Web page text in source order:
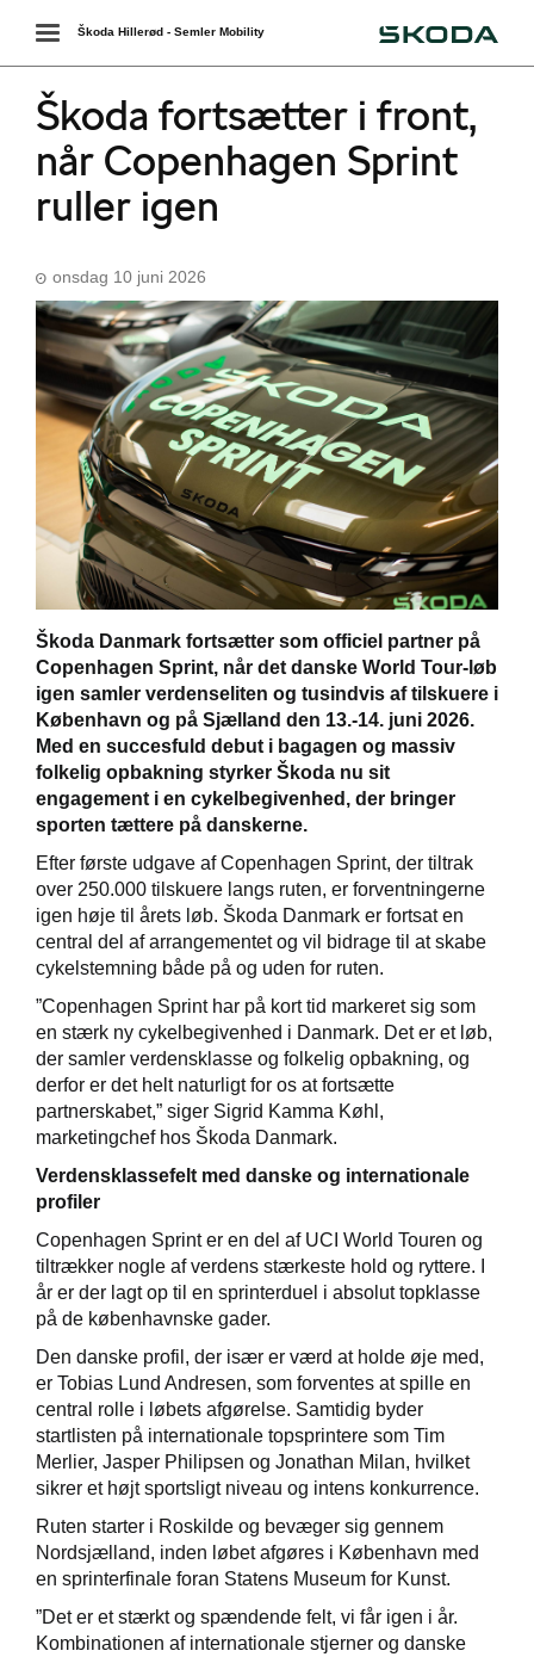
Danmarks
Toggle
navigation
Škoda Hillerød - Semler Mobility
Škoda fortsætter i front,
når Copenhagen Sprint
ruller igen
onsdag 10 juni 2026
Škoda Danmark fortsætter som officiel partner på
Copenhagen Sprint, når det danske World Tour-løb
igen samler verdenseliten og tusindvis af tilskuere i
København og på Sjælland den 13.-14. juni 2026.
Med en succesfuld debut i bagagen og massiv
folkelig opbakning styrker Škoda nu sit
engagement i en cykelbegivenhed, der bringer
sporten tættere på danskerne.
Efter første udgave af Copenhagen Sprint, der tiltrak
over 250.000 tilskuere langs ruten, er forventningerne
igen høje til årets løb. Škoda Danmark er fortsat en
central del af arrangementet og vil bidrage til at skabe
cykelstemning både på og uden for ruten.
”Copenhagen Sprint har på kort tid markeret sig som
en stærk ny cykelbegivenhed i Danmark. Det er et løb,
der samler verdensklasse og folkelig opbakning, og
derfor er det helt naturligt for os at fortsætte
partnerskabet,” siger Sigrid Kamma Køhl,
marketingchef hos Škoda Danmark.
Verdensklassefelt med danske og internationale
profiler
Copenhagen Sprint er en del af UCI World Touren og
tiltrækker nogle af verdens stærkeste hold og ryttere. I
år er der lagt op til en sprinterduel i absolut topklasse
på de københavnske gader.
Den danske profil, der især er værd at holde øje med,
er Tobias Lund Andresen, som forventes at spille en
central rolle i løbets afgørelse. Samtidig byder
startlisten på internationale topsprintere som Tim
Merlier, Jasper Philipsen og Jonathan Milan, hvilket
sikrer et højt sportsligt niveau og intens konkurrence.
Ruten starter i Roskilde og bevæger sig gennem
Nordsjælland, inden løbet afgøres i København med
en sprinterfinale foran Statens Museum for Kunst.
”Det er et stærkt og spændende felt, vi får igen i år.
Kombinationen af internationale stjerner og danske